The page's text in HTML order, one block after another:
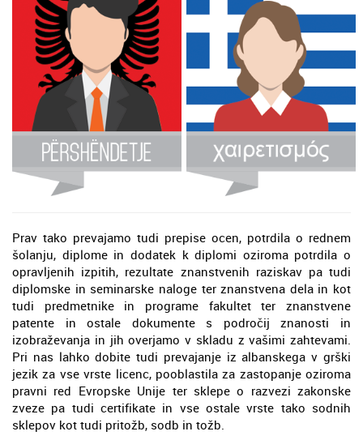
Prav tako prevajamo tudi prepise ocen, potrdila o rednem
šolanju, diplome in dodatek k diplomi oziroma potrdila o
opravljenih izpitih, rezultate znanstvenih raziskav pa tudi
diplomske in seminarske naloge ter znanstvena dela in kot
tudi predmetnike in programe fakultet ter znanstvene
patente in ostale dokumente s področij znanosti in
izobraževanja in jih overjamo v skladu z vašimi zahtevami.
Pri nas lahko dobite tudi prevajanje iz albanskega v grški
jezik za vse vrste licenc, pooblastila za zastopanje oziroma
pravni red Evropske Unije ter sklepe o razvezi zakonske
zveze pa tudi certifikate in vse ostale vrste tako sodnih
sklepov kot tudi pritožb, sodb in tožb.